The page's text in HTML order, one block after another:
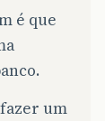
é que
um